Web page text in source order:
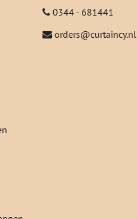
0344 - 681441
orders@curtaincy.nl